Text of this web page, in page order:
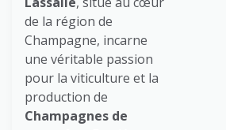
de la région de
Champagne, incarne
une véritable passion
pour la viticulture et la
production de
Champagnes de